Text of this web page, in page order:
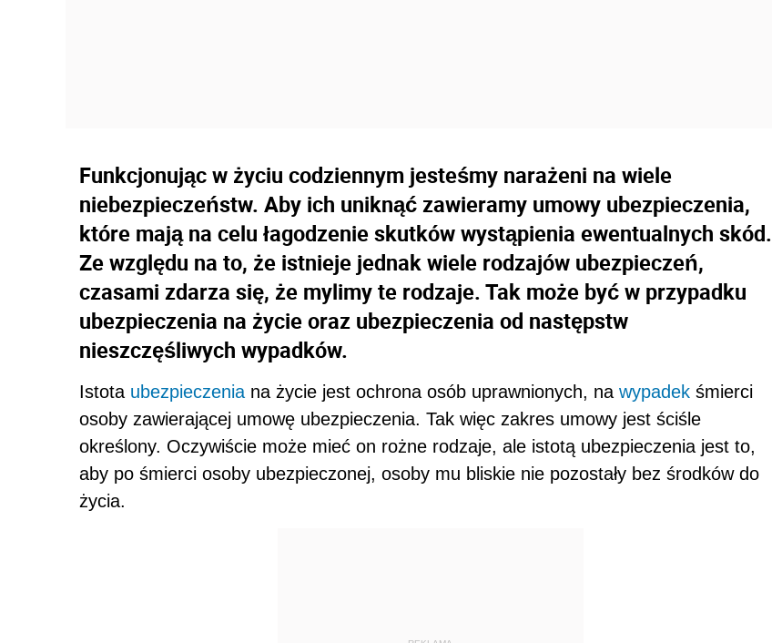
Funkcjonując w życiu codziennym jesteśmy narażeni na wiele
niebezpieczeństw. Aby ich uniknąć zawieramy umowy ubezpieczenia,
które mają na celu łagodzenie skutków wystąpienia ewentualnych skód.
Ze względu na to, że istnieje jednak wiele rodzajów ubezpieczeń,
czasami zdarza się, że mylimy te rodzaje. Tak może być w przypadku
ubezpieczenia na życie oraz ubezpieczenia od następstw
nieszczęśliwych wypadków.
Istota ubezpieczenia na życie jest ochrona osób uprawnionych, na wypadek śmierci
osoby zawierającej umowę ubezpieczenia. Tak więc zakres umowy jest ściśle
określony. Oczywiście może mieć on rożne rodzaje, ale istotą ubezpieczenia jest to,
aby po śmierci osoby ubezpieczonej, osoby mu bliskie nie pozostały bez środków do
życia.